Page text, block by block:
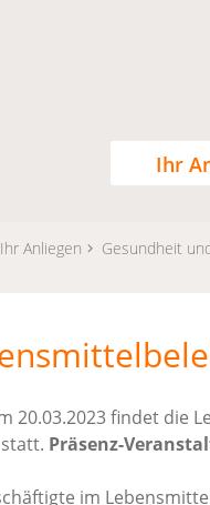
Ihr
Ihr Anliegen Gesundheit
20.03.2023 findet die
statt. Präsenz-
im